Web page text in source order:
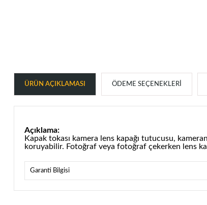
ÜRÜN AÇIKLAMASI ÖDEME SEÇENEKLERI
Açıklama:
Kapak tokası kamera lens kapağı tutucusu,
koruyabilir. Fotoğraf veya fotoğraf çekerken lens
Garanti Bilgisi